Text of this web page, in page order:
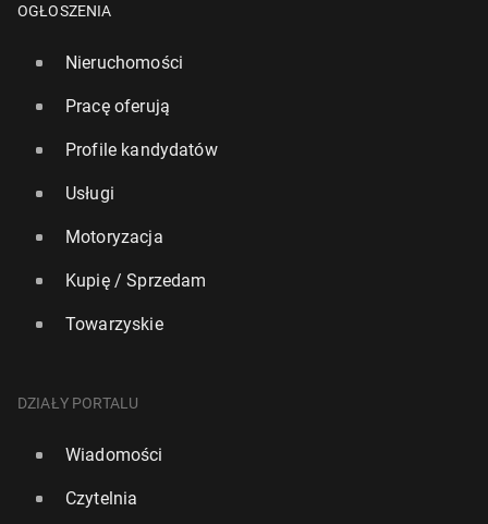
OGŁOSZENIA
Nieruchomości
Pracę oferują
Profile kandydatów
Usługi
Motoryzacja
Kupię / Sprzedam
Towarzyskie
DZIAŁY PORTALU
Wiadomości
Czytelnia